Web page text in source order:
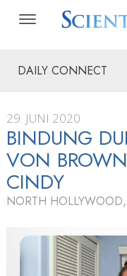
DAILY CONNECT
29. JUNI 2020
BINDUNG
VON
CINDY
NORTH